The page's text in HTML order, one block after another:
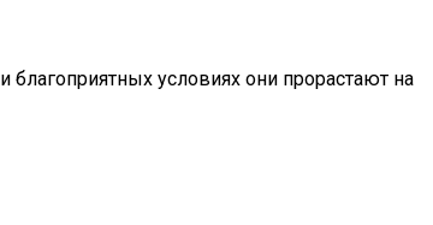
условиях они прорастают на